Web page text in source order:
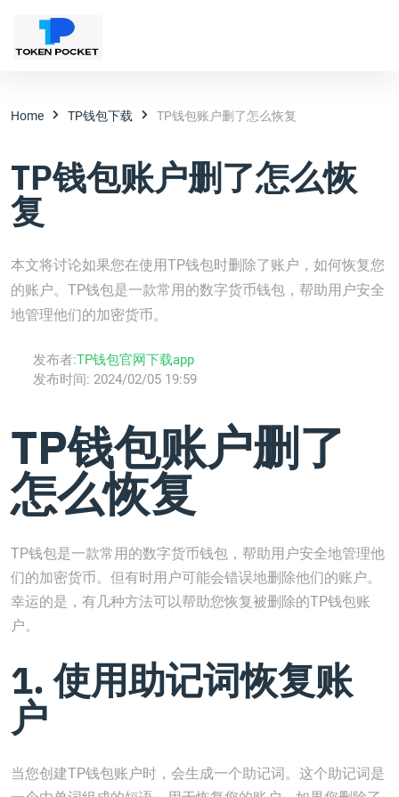
Home TP钱包下载 TP钱包账户删了怎么恢复
TP钱包账户删了怎么恢
复
本文将讨论如果您在使用TP钱包时删除了账户，如何恢复您
的账户。TP钱包是一款常用的数字货币钱包，帮助用户安全
地管理他们的加密货币。
发布者:TP钱包官网下载app
发布时间: 2024/02/05 19:59
TP钱包账户删了
怎么恢复
TP钱包是一款常用的数字货币钱包，帮助用户安全地管理他
们的加密货币。但有时用户可能会错误地删除他们的账户。
幸运的是，有几种方法可以帮助您恢复被删除的TP钱包账
户。
1. 使用助记词恢复账
户
当您创建TP钱包账户时，会生成一个助记词。这个助记词是